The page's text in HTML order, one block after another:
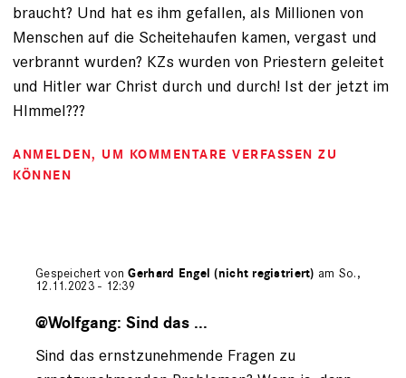
braucht? Und hat es ihm gefallen, als Millionen von
Menschen auf die Scheitehaufen kamen, vergast und
verbrannt wurden? KZs wurden von Priestern geleitet
und Hitler war Christ durch und durch! Ist der jetzt im
HImmel???
ANMELDEN, UM KOMMENTARE VERFASSEN ZU
KÖNNEN
Gespeichert vonGerhard Engel (nicht registriert) am So.,
12.11.2023 - 12:39
auf
Wolfgang
(nicht
@Wolfgang: Sind das ...
Sind das ernstzunehmende Fragen zu